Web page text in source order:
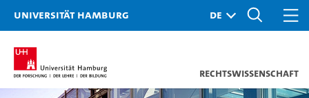
Universität Hamburg
Rechtswissenschaft